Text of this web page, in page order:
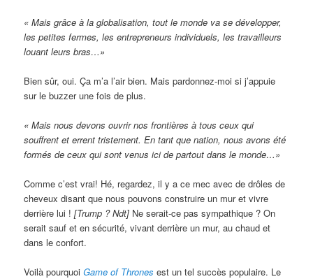
« Mais grâce à la globalisation, tout le monde va se développer,
les petites fermes, les entrepreneurs individuels, les travailleurs
louant leurs bras…»
Bien sûr, oui. Ça m’a l’air bien. Mais pardonnez-moi si j’appuie
sur le buzzer une fois de plus.
« Mais nous devons ouvrir nos frontières à tous ceux qui
souffrent et errent tristement. En tant que nation, nous avons été
formés de ceux qui sont venus ici de partout dans le monde…»
Comme c’est vrai! Hé, regardez, il y a ce mec avec de drôles de
cheveux disant que nous pouvons construire un mur et vivre
derrière lui ![Trump ? Ndt] Ne serait-ce pas sympathique ? On
serait sauf et en sécurité, vivant derrière un mur, au chaud et
dans le confort.
Voilà pourquoiGame of Thrones est un tel succès populaire. Le